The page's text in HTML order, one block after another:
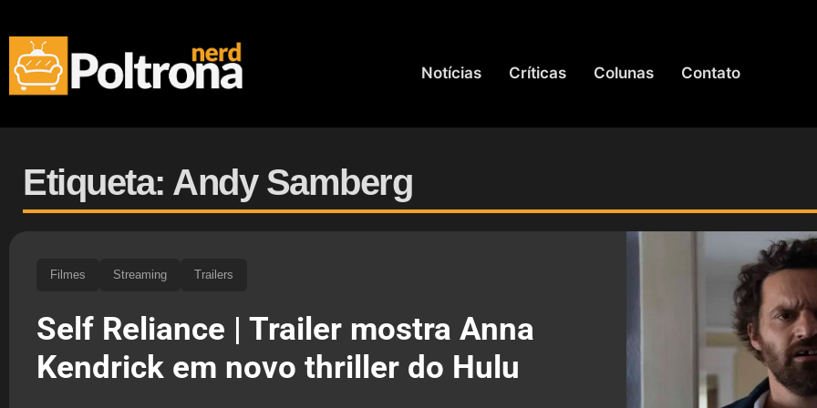
Notícias Críticas Colunas Contato
Etiqueta: Andy Samberg
Filmes Streaming Trailers
Self Reliance | Trailer mostra Anna
Kendrick em novo thriller do Hulu